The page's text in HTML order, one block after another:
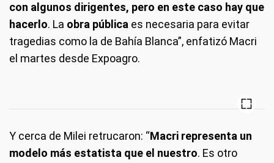
con algunos dirigentes, pero en este caso hay que
hacerlo. La obra pública es necesaria para evitar
tragedias como la de Bahía Blanca”, enfatizó Macri
el martes desde Expoagro.
Y cerca de Milei retrucaron: “Macri representa un
modelo más estatista que el nuestro. Es otro